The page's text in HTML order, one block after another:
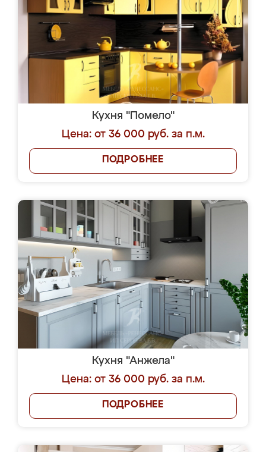
Кухня "Помело"
Цена: от 36 000 руб. за п.м.
ПОДРОБНЕЕ
Кухня "Анжела"
Цена: от 36 000 руб. за п.м.
ПОДРОБНЕЕ